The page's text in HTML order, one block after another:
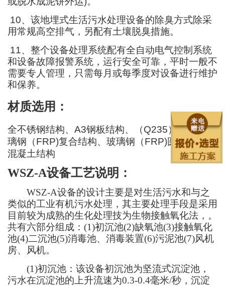
10、该地埋式生活污水处理设备的除臭方式除采
用常规高空排气，另配有土壤脱臭措施。
11、整个设备处理系统配有全自动电气控制系统
和设备故障报警系统，运行安全可靠，平时一般不
需要专人管理，只需每月或每季度对设备进行维护
和保养。
材质选用：
全不锈钢结构、 A3钢板结构、（Q235）钢板、玻
璃钢（FRP)复合结构、玻璃钢（FRP)圆形、钢筋
混凝土结构
WSZ-A设备工艺说明 ：
WSZ-A设备的设计主要是对生活污水和与之
类似的工业有机污水处理，其主要处理手段是采用
目前较为成熟的生化处理技为生物接触氧化法，。
共有六部分组成：(1)初沉池(2)缺氧池(3)接触氧化
池(4)二沉池(5)消毒池、消毒装置(6)污泥池(7)风机
房、风机。
(1)初沉池：该设备初沉池为坚流式沉淀池，
污水在沉淀池的上升流速为0.3-0.4毫米/秒，沉淀